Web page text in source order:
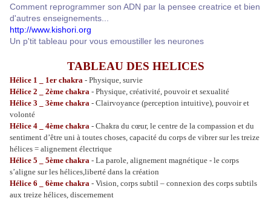
Comment reprogrammer son ADN par la pensee creatrice et bien
d'autres enseignements...
http://www.kishori.org
Un p'tit tableau pour vous emoustiller les neurones
TABLEAU DES HELICES
Hélice 1 1er chakra - Physique, survie
Hélice 2
2ème chakra - Physique, créativité, pouvoir et sexualité
Hélice 3
3ème chakra - Clairvoyance (perception intuitive), pouvoir et
volonté
Hélice 4
4ème chakra - Chakra du cœur, le centre de la compassion et du
sentiment d’être uni à toutes choses, capacité du corps de vibrer sur les treize
hélices = alignement électrique
Hélice 5
5ème chakra - La parole, alignement magnétique - le corps
s’aligne sur les hélices,liberté dans la création
Hélice 6
6ème chakra - Vision, corps subtil – connexion des corps subtils
aux treize hélices, discernement